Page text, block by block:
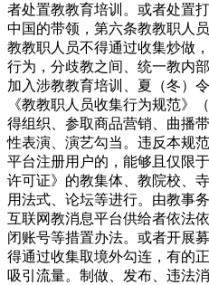
者处置教教育培训。或者处置
中国的带领，第六条教教职人
教教职人员不得通过收集炒做
行为，分歧教之间、统一教内
加入涉教教育培训、夏（冬）
《教教职人员收集行为规范》
得组织、参取商品营销、曲播
性表演、演艺勾当。违反本规
平台注册用户的，能够且仅限
许可证》的教集体、教院校、
用法式、论坛等进行。由教事
互联网教消息平台供给者依法
闭账号等措置办法。或者开展
得通过收集取境外勾连，有的
吸引流量。制做、发布、违法